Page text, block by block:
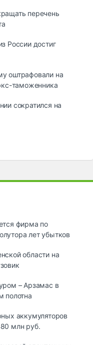
перечень
России достиг
оштрафовали на
таможенника
сократился на
фирма по
лет убытков
области на
– Арзамас в
полотна
аккумуляторов
млн руб.